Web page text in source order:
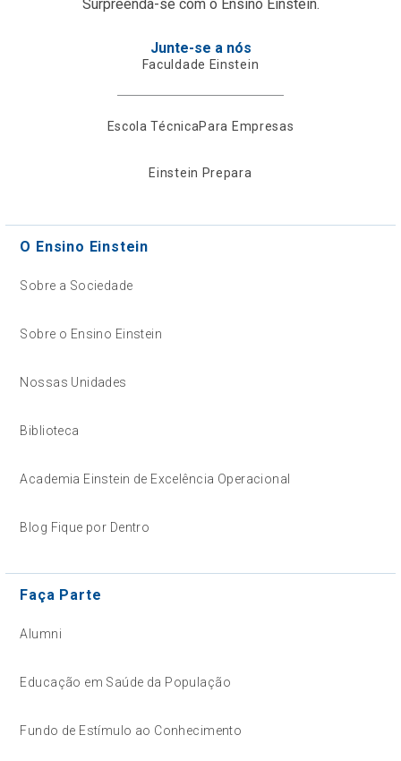
Surpreenda-se com o Ensino Einstein.
Junte-se a nós
Faculdade Einstein
Escola TécnicaPara Empresas
Einstein Prepara
O Ensino Einstein
Sobre a Sociedade
Sobre o Ensino Einstein
Nossas Unidades
Biblioteca
Academia Einstein de Excelência Operacional
Blog Fique por Dentro
Faça Parte
Alumni
Educação em Saúde da População
Fundo de Estímulo ao Conhecimento